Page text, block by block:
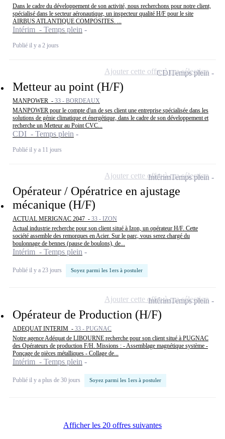
Dans le cadre du développement de son activité, nous recherchons pour notre client,
spécialisé dans le secteur aéronautique, un inspecteur qualité H/F pour le site
AIRBUS ATLANTIQUE COMPOSITES. ...
Intérim - Temps plein
Publié il y a 2 jours
Metteur au point (H/F)
MANPOWER - 33 - BORDEAUX
MANPOWER pour le compte d'un de ses client une entreprise spécialisée dans les
solutions de génie climatique et énergétique, dans le cadre de son développement et
recherche un Metteur au Point CVC...
CDI - Temps plein
Publié il y a 11 jours
CDITemps plein
Ajouter cette offre à ma sélection
Opérateur / Opératrice en ajustage
mécanique (H/F)
ACTUAL MERIGNAC 2047 - 33 - IZON
Actual industrie recherche pour son client situé à Izon, un opérateur H/F. Cette
société assemble des remorques en Acier. Sur le parc, vous serez chargé du
boulonnage de bennes (pause de boulons), de...
Intérim - Temps plein
Publié il y a 23 jours Soyez parmi les 1ers à postuler
IntérimTemps plein
Ajouter cette offre à ma sélection
Opérateur de Production (H/F)
ADEQUAT INTERIM - 33 - PUGNAC
Notre agence Adéquat de LIBOURNE recherche pour son client situé à PUGNAC
des Opérateurs de production F/H. Missions : - Assemblage magnétique système -
Ponçage de pièces métalliques - Collage de...
Intérim - Temps plein
Publié il y a plus de 30 jours Soyez parmi les 1ers à postuler
IntérimTemps plein
Ajouter cette offre à ma sélection
Afficher les 20 offres suivantes